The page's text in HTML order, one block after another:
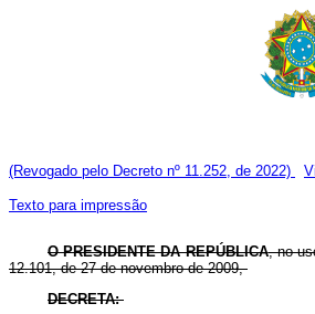
(Revogado pelo Decreto nº 11.252, de 2022)
Texto para impressão
O PRESIDENTE DA REPÚBLICA, no
12.101, de 27 de novembro de 2009,
DECRETA: